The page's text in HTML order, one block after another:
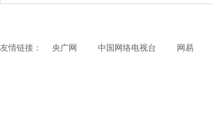
友情链接： 央广网 中国网络电视台 网易